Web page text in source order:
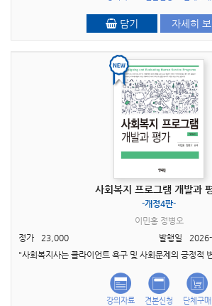
담기 자세히 보
사회복지 프로그램 개발과
-개정4판-
이민홍 정병오
정가
23,000 발행일
강의자료 견본신청 단체구매